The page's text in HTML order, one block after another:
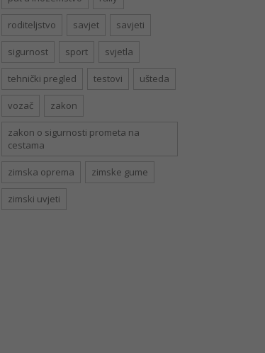
roditeljstvo savjet savjeti
sigurnost sport svjetla
tehnički pregled testovi ušteda
vozač zakon
zakon o sigurnosti prometa na
cestama
zimska oprema zimske gume
zimski uvjeti